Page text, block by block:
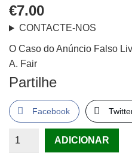
€7.00
CONTACTE-NOS
O Caso do Anúncio Falso
A. Fair
Partilhe
Facebook
Quantidade
de
ADICIONAR